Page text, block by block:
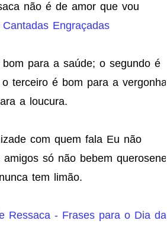
não é de amor que vou
Engraçadas
para a saúde; o segundo é
terceiro é bom para a vergonha
a loucura.
com quem fala Eu não
só não bebem querosene
tem limão.
Ressaca - Frases para o Dia da